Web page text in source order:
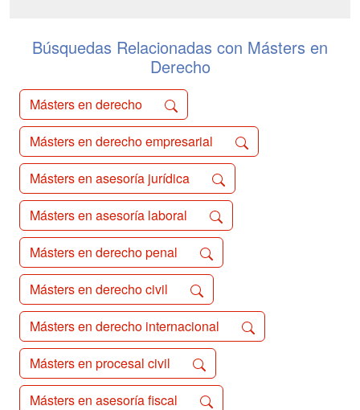
conflictos laborales y gestión de p...
Búsquedas Relacionadas con Másters en
Derecho
Másters en derecho
Másters en derecho empresarial
Másters en asesoría jurídica
Másters en asesoría laboral
Másters en derecho penal
Másters en derecho civil
Másters en derecho internacional
Másters en procesal civil
Másters en asesoría fiscal